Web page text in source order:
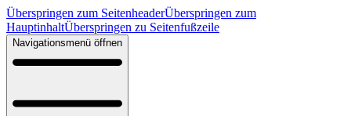
Überspringen zum SeitenheaderÜberspringen zum
HauptinhaltÜberspringen zu Seitenfußzeile
Navigationsmenü öffnen